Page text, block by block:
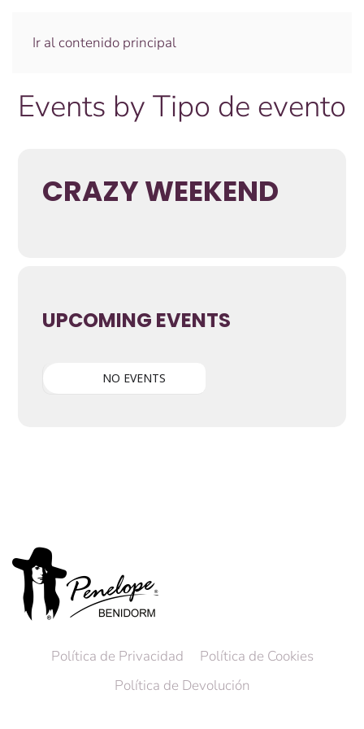
Ir al contenido principal
Events by Tipo de evento
CRAZY WEEKEND
UPCOMING EVENTS
NO EVENTS
Política de Privacidad
Política de Cookies
Política de Devolución